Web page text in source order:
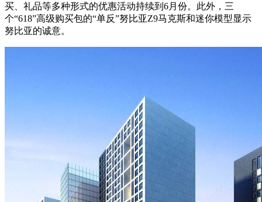
买、礼品等多种形式的优惠活动持续到6月份。此外，三
个“618”高级购买包的“单反”努比亚Z9马克斯和迷你模型显示
努比亚的诚意。